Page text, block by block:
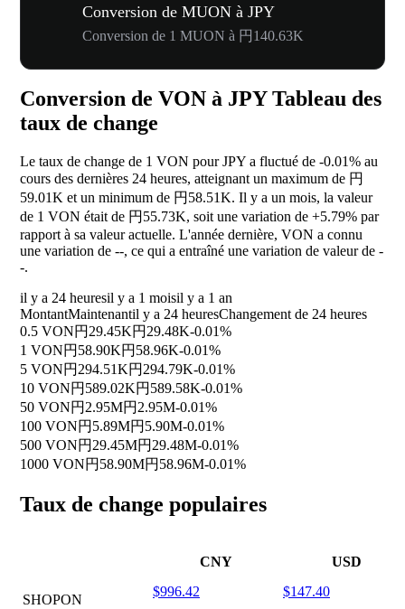
Conversion de MUON à JPY
Conversion de 1 MUON à 円140.63K
Conversion de VON à JPY Tableau des
taux de change
Le taux de change de 1 VON pour JPY a fluctué de -0.01% au
cours des dernières 24 heures, atteignant un maximum de 円
59.01K et un minimum de 円58.51K. Il y a un mois, la valeur
de 1 VON était de 円55.73K, soit une variation de +5.79% par
rapport à sa valeur actuelle. L'année dernière, VON a connu
une variation de --, ce qui a entraîné une variation de valeur de -
-.
il y a 24 heuresil y a 1 moisil y a 1 an
MontantMaintenantil y a 24 heuresChangement de 24 heures
0.5 VON円29.45K円29.48K-0.01%
1 VON円58.90K円58.96K-0.01%
5 VON円294.51K円294.79K-0.01%
10 VON円589.02K円589.58K-0.01%
50 VON円2.95M円2.95M-0.01%
100 VON円5.89M円5.90M-0.01%
500 VON円29.45M円29.48M-0.01%
1000 VON円58.90M円58.96M-0.01%
Taux de change populaires
CNY USD
SHOPON
$996.42 $147.40